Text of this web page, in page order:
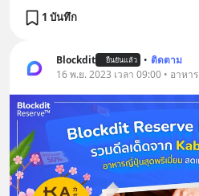
1 บันทึก
Blockdit ยืนยันแล้ว • ติดตาม
16 พ.ย. 2023 เวลา 09:00 • อาหาร